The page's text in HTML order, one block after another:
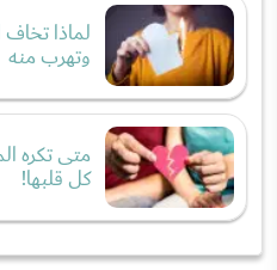
لماذا
وتهرب منه
متى تكره
كل قلبها!